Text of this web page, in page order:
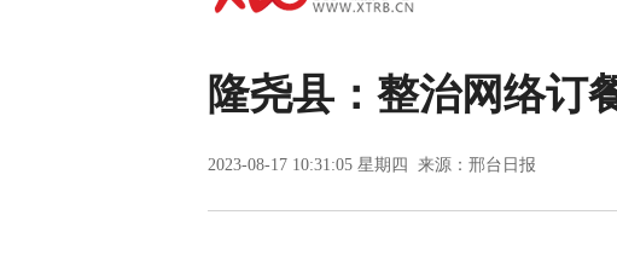
隆尧县：整治网络订
2023-08-17 10:31:05 星期四 来源：邢台日报